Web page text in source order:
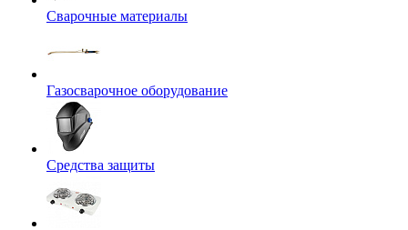
Сварочные материалы
Газосварочное оборудование
Средства защиты